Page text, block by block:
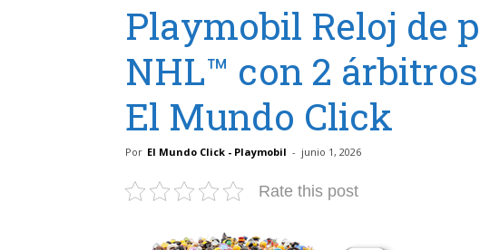
Playmobil Reloj de
NHL™ con 2 árbitros
El Mundo Click
Por El Mundo Click - Playmobil - junio 1, 2026
Rate this post